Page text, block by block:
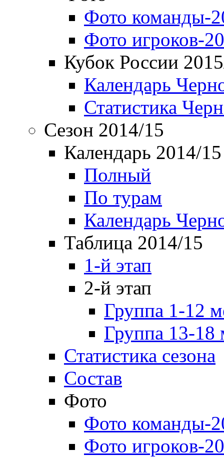
Фото команды-
Фото игроков-
Кубок России
Календарь
Статистика
Сезон 2014/15
Календарь 2014/15
Полный
По турам
Календарь
Таблица 2014/15
1-й этап
2-й этап
Группа 1-12
Группа 13-18
Статистика сезона
Состав
Фото
Фото команды-
Фото игроков-